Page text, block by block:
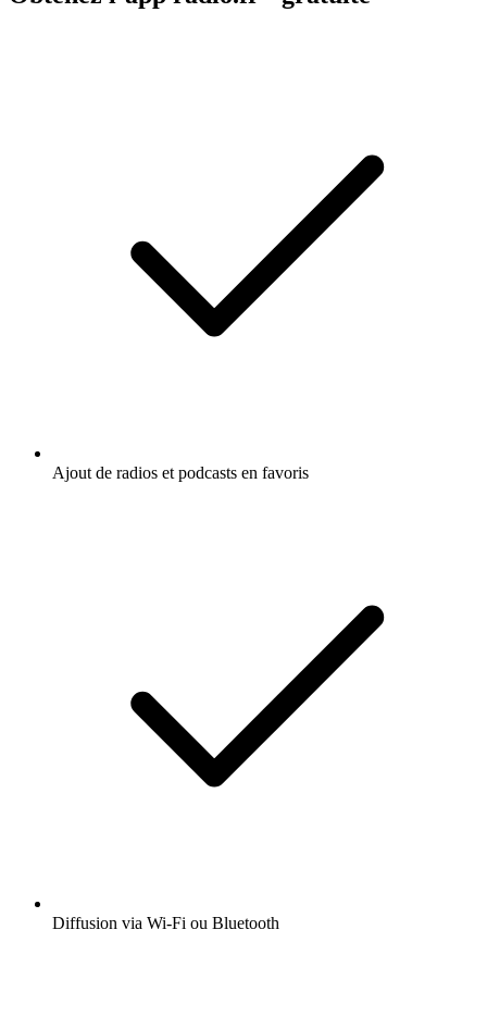
Ajout de radios et podcasts en favoris
Diffusion via Wi-Fi ou Bluetooth